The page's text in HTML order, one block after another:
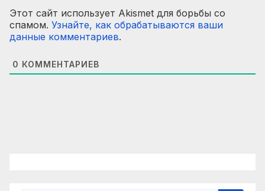
Этот сайт использует Akismet для борьбы со
спамом. Узнайте, как обрабатываются ваши
данные комментариев.
0 КОММЕНТАРИЕВ